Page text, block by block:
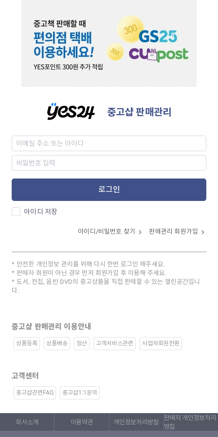
중고샵 판매관리
로그인
아이디 저장
아이디/비밀번호 찾기 판매관리 회원가입
안전한 개인정보 관리를 위해 다시 한번 로그인 해주세요.
판매자 회원이 아닌 경우 먼저 회원가입 후 이용해 주세요.
도서, 전집, 음반 DVD의 중고상품을 직접 판매할 수 있는 열린공간입니
다.
중고샵 판매관리 이용안내
상품등록 상품배송 정산 고객서비스관련 사업자회원전환
고객센터
중고샵관련FAQ 중고샵1:1문의
회사소개 이용약관 개인정보처리방침
판매자 개인정보처리
방침